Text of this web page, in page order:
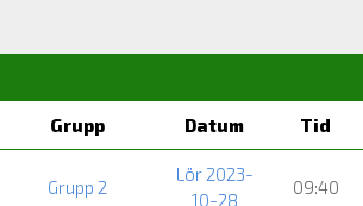
Grupp Datum Tid
Grupp 2
Lör 2023-
10-28
09:40